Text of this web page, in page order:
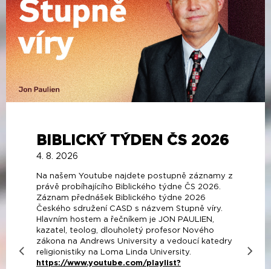
BIBLICKÝ TÝDEN ČS 2026
4. 8. 2026
Na našem Youtube najdete postupně záznamy z
právě probíhajícího Biblického týdne ČS 2026.
Záznam přednášek Biblického týdne 2026
Českého sdružení CASD s názvem Stupně víry.
Hlavním hostem a řečníkem je JON PAULIEN,
kazatel, teolog, dlouholetý profesor Nového
zákona na Andrews University a vedoucí katedry
religionistiky na Loma Linda University.
https://www.youtube.com/playlist?